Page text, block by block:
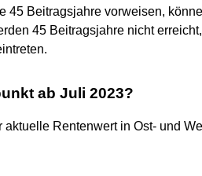
45 Beitragsjahre vorweisen,
45 Beitragsjahre nicht
ab Juli 2023?
aktuelle Rentenwert in Ost- und